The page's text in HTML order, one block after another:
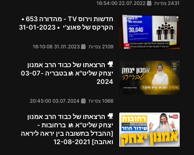
2431 צפיות
חדשות וירוס TV - מהדורה 653 •
הקרקס של פאוצ'י • 31-01-2023
2109 צפיות
🎥 הרצאתו של כבוד הרב אמנון
יצחק שליט"א 🚸בטבריה 03-07-
2024
1066 צפיות
🎥 הרצאתו של כבוד הרב אמנון
יצחק שליט"א 🚸 ברחובות -
[ההבדל בתשובה בין יראה ליראה
ואהבה] 12-08-2021